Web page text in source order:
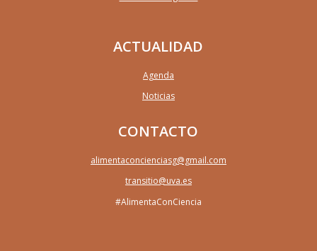
ACTUALIDAD
Agenda
Noticias
CONTACTO
alimentaconcienciasg@gmail.com
transitio@uva.es
#AlimentaConCiencia